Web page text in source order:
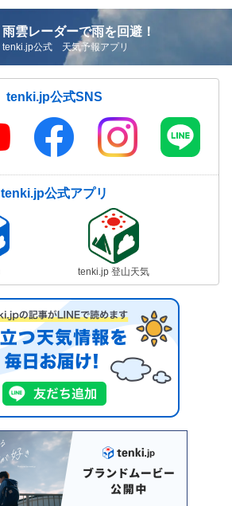
雨雲レーダーで雨を回避！
tenki.jp公式 天気予報アプリ
tenki.jp公式SNS
tenki.jp公式アプリ
tenki.jp 登山天気